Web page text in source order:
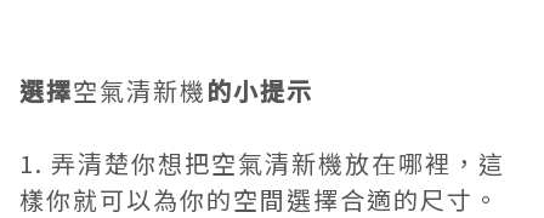
選擇空氣清新機的小提示
1. 弄清楚你想把空氣清新機放在哪裡，這
樣你就可以為你的空間選擇合適的尺寸。